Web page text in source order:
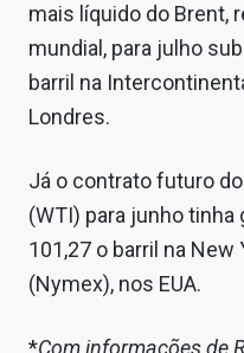
mais líquido do Brent,
mundial, para julho
barril na
Londres.
Já o contrato futuro
(WTI) para junho tinha
101,27 o barril na
(Nymex), nos EUA.
*Com informações de